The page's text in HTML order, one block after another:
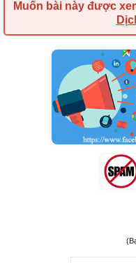
Muốn bài này được